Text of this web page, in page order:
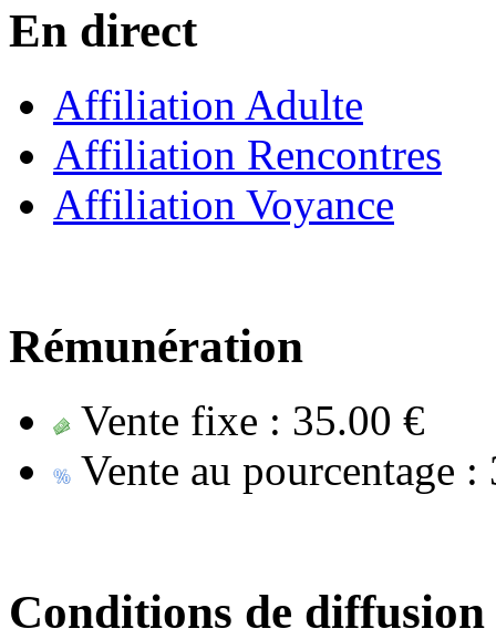
En direct
Affiliation Adulte
Affiliation Rencontres
Affiliation Voyance
Rémunération
Vente fixe : 35.00 €
Vente au pourcentage :
Conditions de diffusion